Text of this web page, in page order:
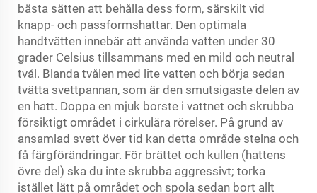
bästa sätten att behålla dess form, särskilt vid
knapp- och passformshattar. Den optimala
handtvätten innebär att använda vatten under 30
grader Celsius tillsammans med en mild och neutral
tvål. Blanda tvålen med lite vatten och börja sedan
tvätta svettpannan, som är den smutsigaste delen av
en hatt. Doppa en mjuk borste i vattnet och skrubba
försiktigt området i cirkulära rörelser. På grund av
ansamlad svett över tid kan detta område stelna och
få färgförändringar. För brättet och kullen (hattens
övre del) ska du inte skrubba aggressivt; torka
istället lätt på området och spola sedan bort allt